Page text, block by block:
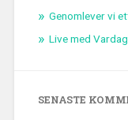
Genomlever vi
Live med
SENASTE